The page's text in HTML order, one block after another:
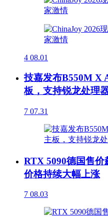
4 08.01
技嘉发布B550M X
板，支持锐龙处理
7 07.31
RTX 5090德国售价
价格持续大幅上涨
7 08.03